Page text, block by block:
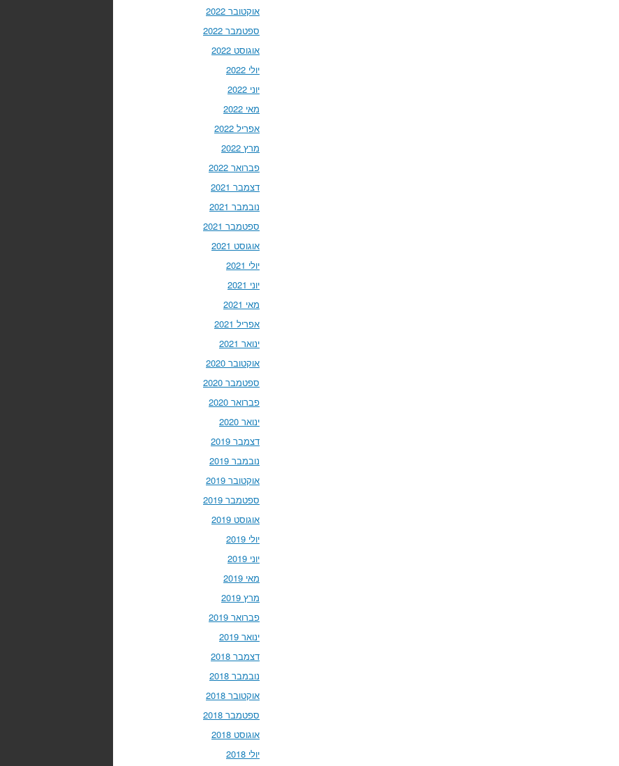
אוקטובר 2022
ספטמבר 2022
אוגוסט 2022
יולי 2022
יוני 2022
מאי 2022
אפריל 2022
מרץ 2022
פברואר 2022
דצמבר 2021
נובמבר 2021
ספטמבר 2021
אוגוסט 2021
יולי 2021
יוני 2021
מאי 2021
אפריל 2021
ינואר 2021
אוקטובר 2020
ספטמבר 2020
פברואר 2020
ינואר 2020
דצמבר 2019
נובמבר 2019
אוקטובר 2019
ספטמבר 2019
אוגוסט 2019
יולי 2019
יוני 2019
מאי 2019
מרץ 2019
פברואר 2019
ינואר 2019
דצמבר 2018
נובמבר 2018
אוקטובר 2018
ספטמבר 2018
אוגוסט 2018
יולי 2018